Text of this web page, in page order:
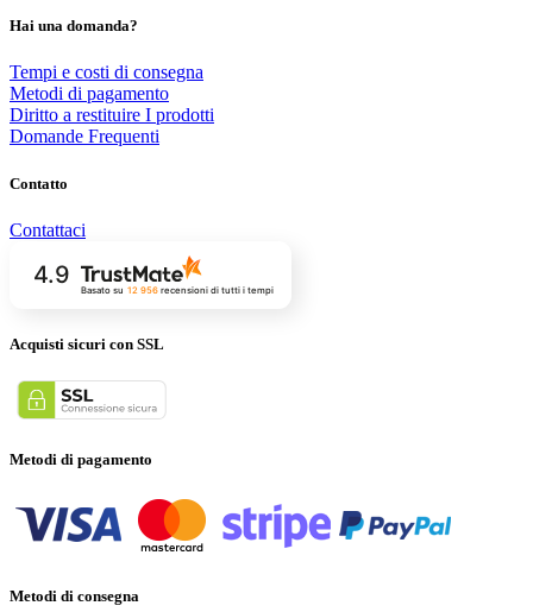
Hai una domanda?
Tempi e costi di consegna
Metodi di pagamento
Diritto a restituire I prodotti
Domande Frequenti
Contatto
Contattaci
4.9
Basato su 12 956recensioni di tutti i tempi
Acquisti sicuri con SSL
Metodi di pagamento
Metodi di consegna